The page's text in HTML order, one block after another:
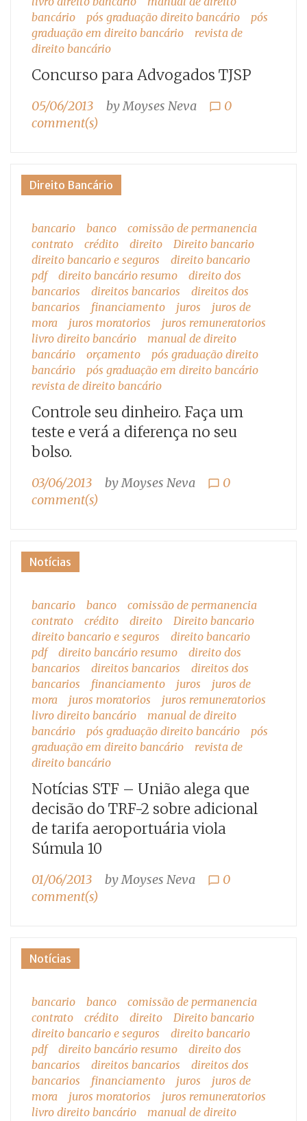
bancário
pós graduação direito bancário
pós
graduação em direito bancário
revista de
direito bancário
Concurso para Advogados TJSP
05/06/2013 byMoyses Neva chat_bubble_outline 0
comment(s)
Direito Bancário
bancario banco
comissão de permanencia
contrato
crédito direito
Direito bancario
direito bancario e seguros
direito bancario
pdf
direito bancário resumo
direito dos
bancarios
direitos bancarios
direitos dos
bancarios
financiamento juros
juros de
mora
juros moratorios
juros remuneratorios
livro direito bancário
manual de direito
bancário
orçamento
pós graduação direito
bancário
pós graduação em direito bancário
revista de direito bancário
Controle seu dinheiro. Faça um
teste e verá a diferença no seu
bolso.
03/06/2013 byMoyses Neva chat_bubble_outline 0
comment(s)
Notícias
bancario banco
comissão de permanencia
contrato
crédito direito
Direito bancario
direito bancario e seguros
direito bancario
pdf
direito bancário resumo
direito dos
bancarios
direitos bancarios
direitos dos
bancarios
financiamento juros
juros de
mora
juros moratorios
juros remuneratorios
livro direito bancário
manual de direito
bancário
pós graduação direito bancário
pós
graduação em direito bancário
revista de
direito bancário
Notícias STF – União alega que
decisão do TRF-2 sobre adicional
de tarifa aeroportuária viola
Súmula 10
01/06/2013 byMoyses Neva chat_bubble_outline 0
comment(s)
Notícias
bancario banco
comissão de permanencia
contrato
crédito direito
Direito bancario
direito bancario e seguros
direito bancario
pdf
direito bancário resumo
direito dos
bancarios
direitos bancarios
direitos dos
bancarios
financiamento juros
juros de
mora
juros moratorios
juros remuneratorios
livro direito bancário
manual de direito